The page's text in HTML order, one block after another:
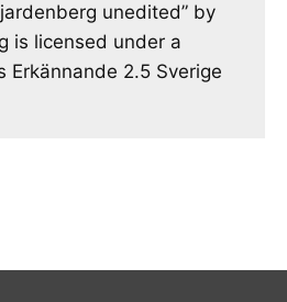
unedited” by
is licensed under a
Erkännande 2.5 Sverige